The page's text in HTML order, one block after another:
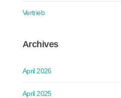
Vertrieb
Archives
April 2026
April 2025